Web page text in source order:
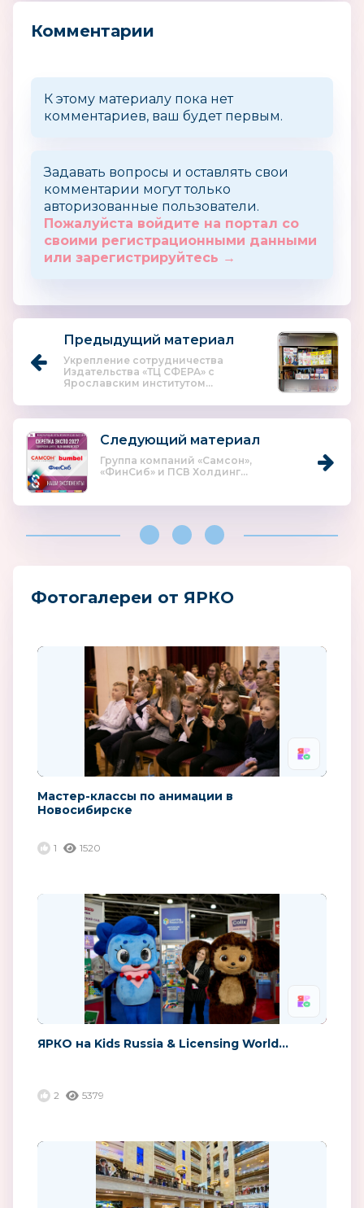
Комментарии
К этому материалу пока нет
комментариев, ваш будет первым.
Задавать вопросы и оставлять свои
комментарии могут только
авторизованные пользователи.
Пожалуйста войдите на портал со
своими регистрационными данными
или зарегистрируйтесь →
Предыдущий материал
Укрепление сотрудничества
Издательства «ТЦ СФЕРА» с
Ярославским институтом...
Следующий материал
Группа компаний «Самсон»,
«ФинСиб» и ПСВ Холдинг...
Фотогалереи от ЯРКО
Мастер-классы по анимации в
Новосибирске
1 1520
ЯРКО на Kids Russia & Licensing World...
2 5379